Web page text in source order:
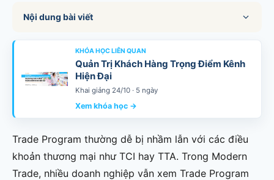
Nội dung bài viết
KHÓA HỌC LIÊN QUAN
Quản Trị Khách Hàng Trọng Điểm Kênh
Hiện Đại
Khai giảng 24/10 · 5 ngày
Xem khóa học →
Trade Program thường dễ bị nhầm lẫn với các điều
khoản thương mại như TCI hay TTA. Trong Modern
Trade, nhiều doanh nghiệp vẫn xem Trade Program